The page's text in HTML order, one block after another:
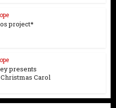
project*
presents
Carol